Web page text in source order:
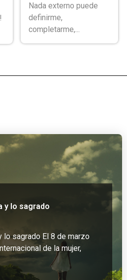
Nada externo puede
definirme,
completarme,...
y lo sagrado
lo sagrado El 8 de marzo
de la mujer,